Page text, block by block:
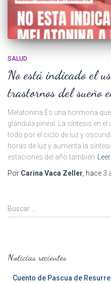
SALUD
No está indicado el
trastornos del sueño
Melatonina Es una hormona
glándula pineal. La síntesis en
todo por el ciclo de luz y
horas de luz y aumenta la
estaciones del año también
Por Carina Vaca Zeller , hace 3
B
u
r
Buscar …
Noticias recientes
Cuento de Pascua de